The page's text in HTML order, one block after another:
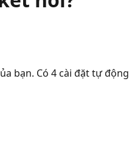
bạn. Có 4 cài đặt tự động